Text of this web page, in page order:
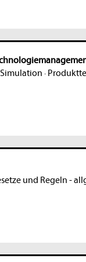
Simulation ·
und Regeln -